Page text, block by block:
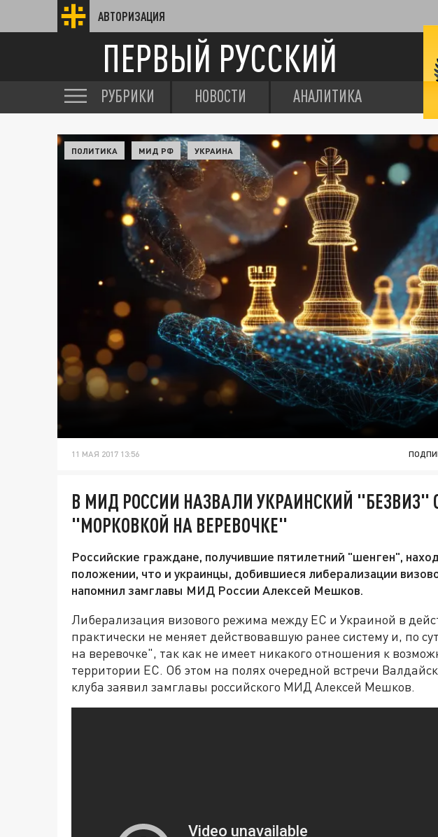
АВТОРИЗАЦИЯ
ПЕРВЫЙ РУССКИЙ
РУБРИКИ НОВОСТИ АНАЛИТИКА
ПОЛИТИКА МИД РФ УКРАИНА
11 МАЯ 2017 13:56
В МИД РОССИИ НАЗВАЛИ УКРАИНСКИЙ "БЕЗВИЗ"
"МОРКОВКОЙ НА ВЕРЕВОЧКЕ"
Российские граждане, получившие пятилетний "шенген",
положении, что и украинцы, добившиеся либерализации
напомнил замглавы МИД России Алексей Мешков.
Либерализация визового режима между ЕС и Украиной в
практически не меняет действовавшую ранее систему и, по
на веревочке", так как не имеет никакого отношения к
территории ЕС. Об этом на полях очередной встречи
клуба заявил замглавы российского МИД Алексей Мешков.